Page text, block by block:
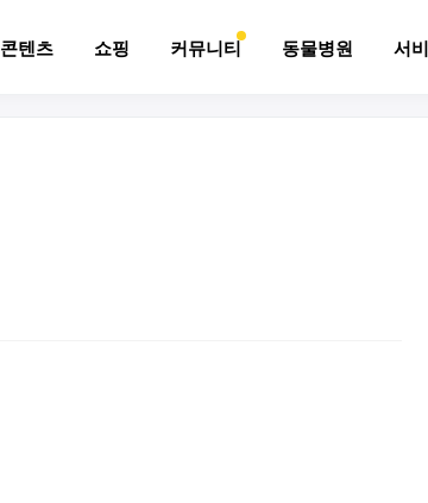
콘텐츠 쇼핑 커뮤니티 동물병원 서